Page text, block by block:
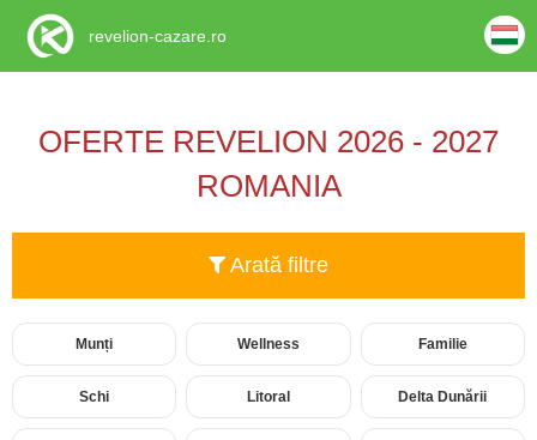
OFERTE REVELION 2026 - 2027
ROMANIA
Arată filtre
Munți Wellness Familie
Schi Litoral Delta Dunării
revelion-cazare.ro